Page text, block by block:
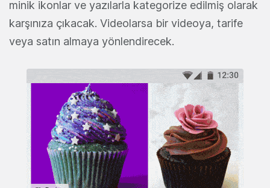
minik ikonlar ve yazılarla kategorize edilmiş olarak
karşınıza çıkacak. Videolarsa bir videoya, tarife
veya satın almaya yönlendirecek.